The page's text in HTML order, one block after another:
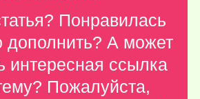
Понравилась
дополнить? А может
интересная ссылка
Пожалуйста,